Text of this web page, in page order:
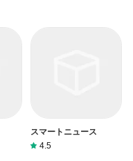
スマートニュース
4.5